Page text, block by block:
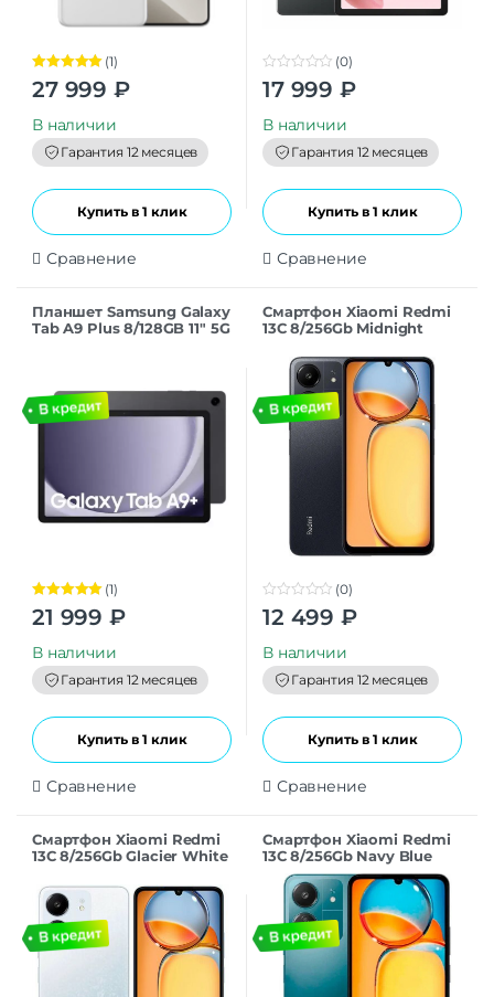
Оценка5.00
из 5
(1)
27 999 ₽
В наличии
Гарантия 12 месяцев
Купить в 1 клик
Сравнение
0
t
o
f
5
(0)
17 999 ₽
В наличии
Гарантия 12 месяцев
Купить в 1 клик
Сравнение
Планшет Samsung Galaxy
Tab A9 Plus 8/128GB 11″ 5G
Оценка5.00
из 5
(1)
21 999 ₽
В наличии
Гарантия 12 месяцев
Купить в 1 клик
Сравнение
Смартфон Xiaomi Redmi
13C 8/256Gb Midnight
0
t
o
f
5
(0)
12 499 ₽
В наличии
Гарантия 12 месяцев
Купить в 1 клик
Сравнение
Смартфон Xiaomi Redmi
13C 8/256Gb Glacier White
Смартфон Xiaomi Redmi
13C 8/256Gb Navy Blue